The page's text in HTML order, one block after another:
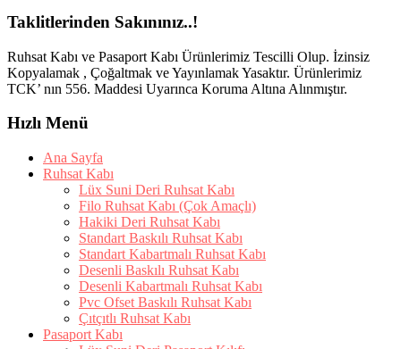
Taklitlerinden Sakınınız..!
Ruhsat Kabı ve Pasaport Kabı Ürünlerimiz Tescilli Olup. İzinsiz
Kopyalamak , Çoğaltmak ve Yayınlamak Yasaktır. Ürünlerimiz
TCK’ nın 556. Maddesi Uyarınca Koruma Altına Alınmıştır.
Hızlı Menü
Ana Sayfa
Ruhsat Kabı
Lüx Suni Deri Ruhsat Kabı
Filo Ruhsat Kabı (Çok Amaçlı)
Hakiki Deri Ruhsat Kabı
Standart Baskılı Ruhsat Kabı
Standart Kabartmalı Ruhsat Kabı
Desenli Baskılı Ruhsat Kabı
Desenli Kabartmalı Ruhsat Kabı
Pvc Ofset Baskılı Ruhsat Kabı
Çıtçıtlı Ruhsat Kabı
Pasaport Kabı